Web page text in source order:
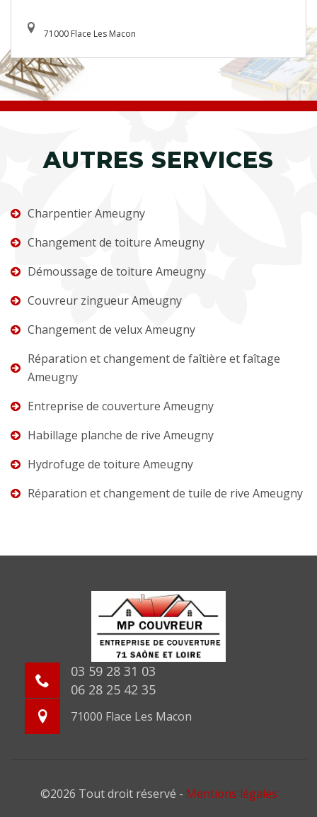
71000 Flace Les Macon
AUTRES SERVICES
Charpentier Ameugny
Changement de toiture Ameugny
Démoussage de toiture Ameugny
Couvreur zingueur Ameugny
Changement de velux Ameugny
Réparation et changement de faîtière et faîtage
Ameugny
Entreprise de couverture Ameugny
Habillage planche de rive Ameugny
Hydrofuge de toiture Ameugny
Réparation et changement de tuile de rive Ameugny
03 59 28 31 03
06 28 25 42 35
71000 Flace Les Macon
©2026 Tout droit réservé - Mentions légales